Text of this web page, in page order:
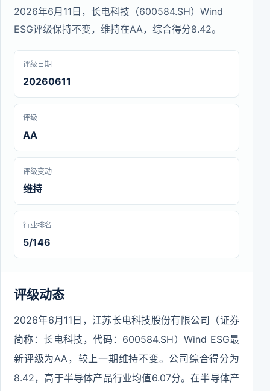
2026年6月11日，长电科技（600584.SH）Wind
ESG评级保持不变，维持在AA，综合得分8.42。
评级日期
20260611
评级
AA
评级变动
维持
行业排名
5/146
评级动态
2026年6月11日，江苏长电科技股份有限公司（证券
简称：长电科技，代码：600584.SH）Wind ESG最
新评级为AA，较上一期维持不变。公司综合得分为
8.42，高于半导体产品行业均值6.07分。在半导体产